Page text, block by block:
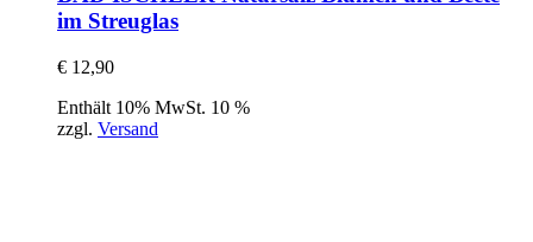
im Streuglas
€ 12,90
Enthält 10% MwSt. 10 %
zzgl. Versand